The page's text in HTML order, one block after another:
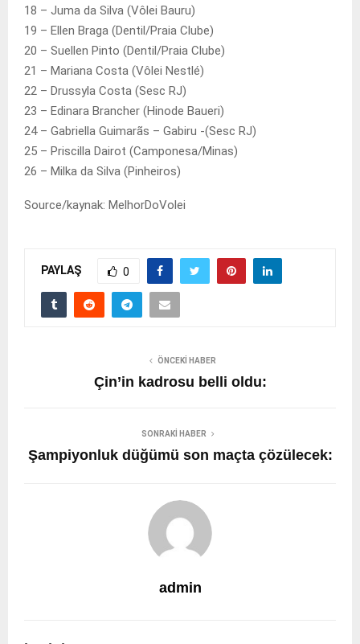
18 – Juma da Silva (Vôlei Bauru)
19 – Ellen Braga (Dentil/Praia Clube)
20 – Suellen Pinto (Dentil/Praia Clube)
21 – Mariana Costa (Vôlei Nestlé)
22 – Drussyla Costa (Sesc RJ)
23 – Edinara Brancher (Hinode Baueri)
24 – Gabriella Guimarãs – Gabiru -(Sesc RJ)
25 – Priscilla Dairot (Camponesa/Minas)
26 – Milka da Silva (Pinheiros)
Source/kaynak: MelhorDoVolei
PAYLAŞ 0
ÖNCEKI HABER
Çin’in kadrosu belli oldu:
SONRAKI HABER
Şampiyonluk düğümü son maçta çözülecek:
admin